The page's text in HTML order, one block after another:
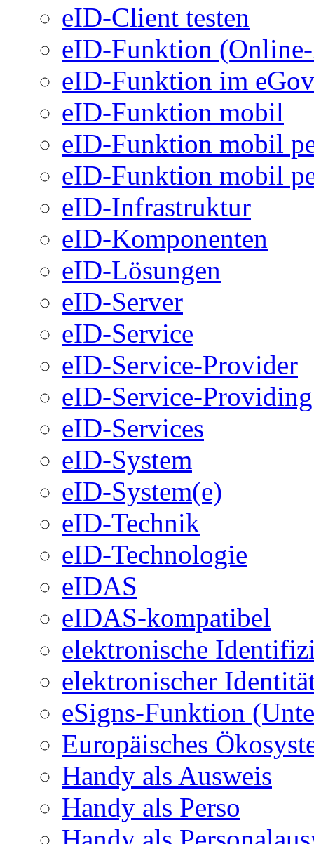
eID-Client testen
eID-Funktion
eID-Funktion im
eID-Funktion mobil
eID-Funktion mobil
eID-Funktion mobil
eID-Infrastruktur
eID-Komponenten
eID-Lösungen
eID-Server
eID-Service
eID-Service-Provider
eID-Service-Providing
eID-Services
eID-System
eID-System(e)
eID-Technik
eID-Technologie
eIDAS
eIDAS-kompatibel
elektronische
elektronischer
eSigns-Funktion
Europäisches
Handy als Ausweis
Handy als Perso